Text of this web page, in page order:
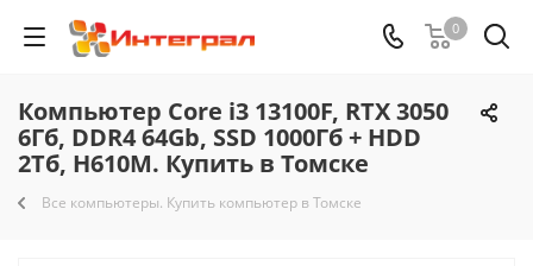
0
Компьютер Core i3 13100F, RTX 3050
6Гб, DDR4 64Gb, SSD 1000Гб + HDD
2Тб, H610M. Купить в Томске
Все компьютеры. Купить компьютер в Томске